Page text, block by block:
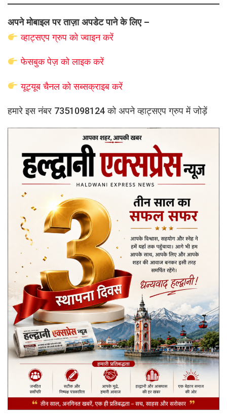
अपने मोबाइल पर ताज़ा अपडेट पाने के लिए –
व्हाट्सएपग्रुप कोज्वाइन करें
फेसबुक पेज़ को लाइक करें
यूट्यूब चैनल को सब्सक्राइब करें
हमारे इस नंबर 7351098124 को अपने व्हाट्सएप ग्रुप में जोड़ें